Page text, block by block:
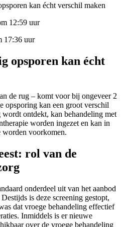
kan écht verschil maken
12:59 uur
17:36 uur
opsporen kan écht
de rug – komt voor bij ongeveer 2
opsporing kan een groot verschil
ontdekt, kan behandeling met
worden ingezet en kan in
worden voorkomen.
rol van de
onderdeel uit van het aanbod
is deze screening gestopt,
dat vroege behandeling effectief
Inmiddels is er nieuwe
over de vroege behandeling